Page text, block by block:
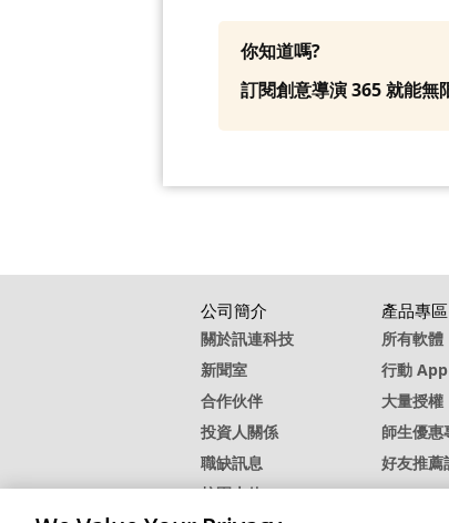
你知道嗎?
訂閱創意導演 365 就能無
公司簡介
關於訊連科技
新聞室
合作伙伴
投資人關係
職缺訊息
校園大使
產品專區
所有軟體
行動 App
大量授權
師生優惠
好友推薦